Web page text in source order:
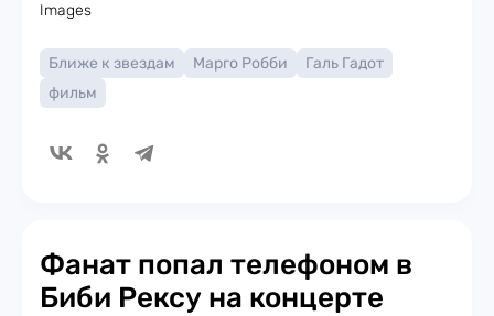
Images
Ближе к звездам Марго Робби
Галь Гадот
фильм
Фанат попал телефоном в
Биби Рексу на концерте